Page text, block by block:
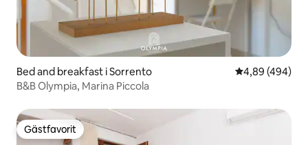
Bed and breakfast i Sorrento 4,89 av 5 i
4,89 (494)
B&B Olympia, Marina Piccola
Gästfavorit
Gästfavorit